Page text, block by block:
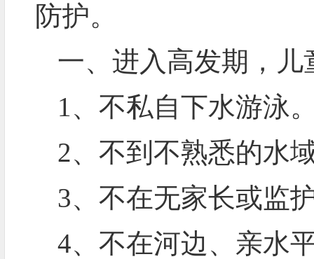
防护。
一、进入高发期，儿
1、不私自下水游泳
2、不到不熟悉的水
3、不在无家长或监
4、不在河边、亲水